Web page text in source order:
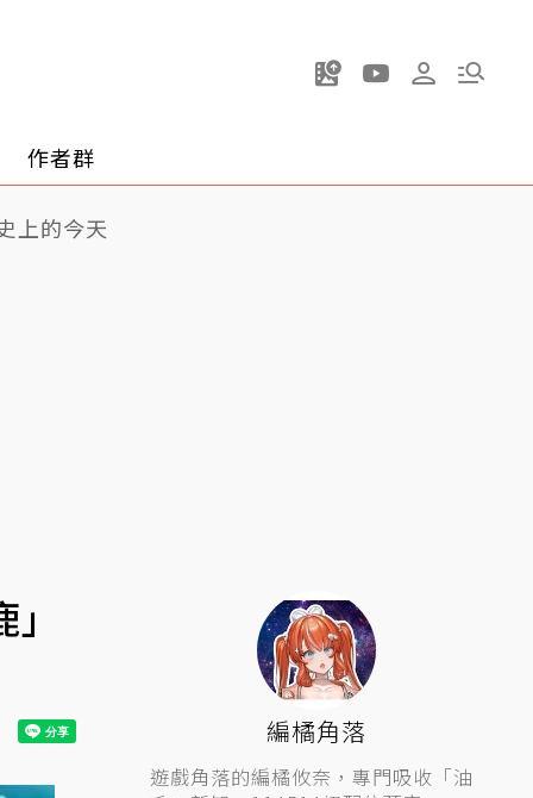
作者群
上的今天
編橘角落
遊戲角落的編橘攸奈，專門吸收「油